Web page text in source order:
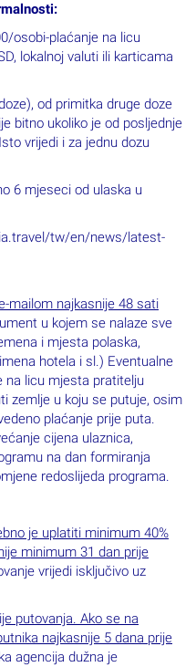
osobi-plaćanje na licu
lokalnoj valuti ili karticama
od primitka druge doze
bitno ukoliko je od posljednje
vrijedi i za jednu dozu
6 mjeseci od ulaska u
tw/en/news/latest-
mailom najkasnije 48 sati
u kojem se nalaze sve
i mjesta polaska,
hotela i sl.) Eventualne
na licu mjesta pratitelju
zemlje u koju se putuje, osim
plaćanje prije puta.
cijena ulaznica,
na dan formiranja
redoslijeda programa.
je uplatiti minimum 40%
minimum 31 dan prije
vrijedi isključivo uz
putovanja. Ako se na
najkasnije 5 dana prije
agencija dužna je